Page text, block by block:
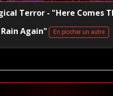
Terror - "Here Comes
Rain Again"
En piocher un autre